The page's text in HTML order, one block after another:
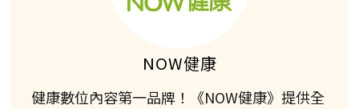
NOW健康
健康數位內容第一品牌！《NOW健康》提供全